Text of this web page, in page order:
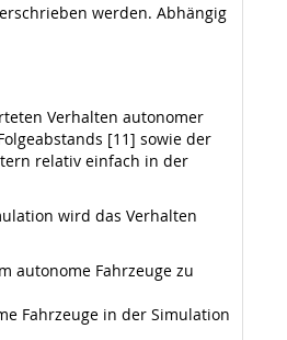
werden. Abhängig
Verhalten autonomer
[11] sowie der
relativ einfach in der
wird das Verhalten
autonome Fahrzeuge zu
Fahrzeuge in der Simulation